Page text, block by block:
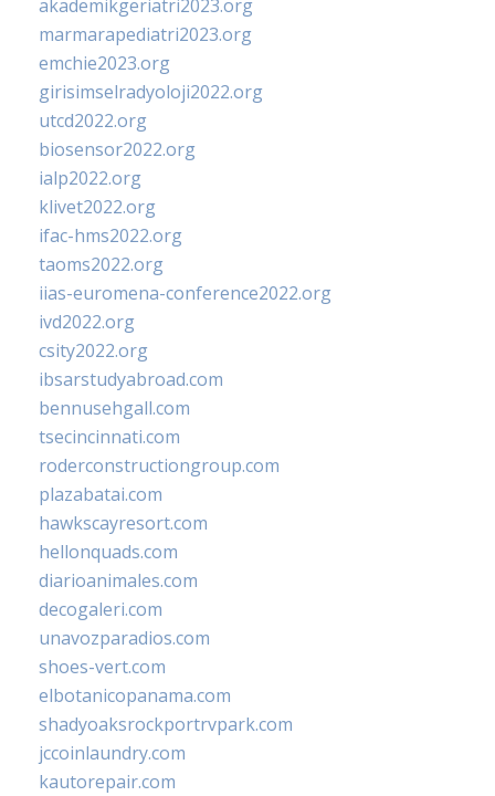
akademikgeriatri2023.org
marmarapediatri2023.org
emchie2023.org
girisimselradyoloji2022.org
utcd2022.org
biosensor2022.org
ialp2022.org
klivet2022.org
ifac-hms2022.org
taoms2022.org
iias-euromena-conference2022.org
ivd2022.org
csity2022.org
ibsarstudyabroad.com
bennusehgall.com
tsecincinnati.com
roderconstructiongroup.com
plazabatai.com
hawkscayresort.com
hellonquads.com
diarioanimales.com
decogaleri.com
unavozparadios.com
shoes-vert.com
elbotanicopanama.com
shadyoaksrockportrvpark.com
jccoinlaundry.com
kautorepair.com